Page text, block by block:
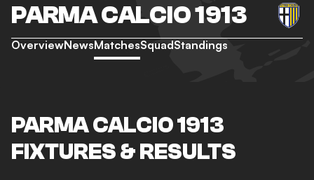
PARMA CALCIO 1913
OverviewNewsMatchesSquadStandings
PARMA CALCIO 1913
FIXTURES & RESULTS